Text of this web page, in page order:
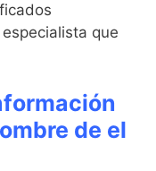
que
de el